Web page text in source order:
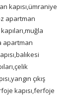
kapısı,ümraniye
apartman
apartman
çıkış
kapısı,ferfoje